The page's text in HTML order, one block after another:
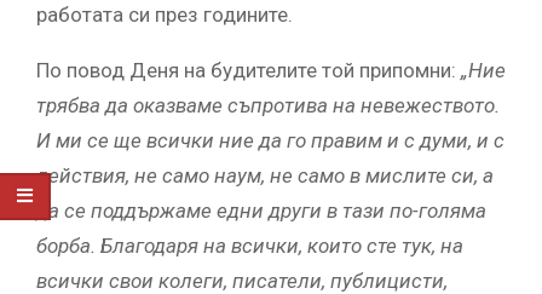
работата си през годините.
По повод Деня на будителите той припомни: „Ние
трябва да оказваме съпротива на невежеството.
И ми се ще всички ние да го правим и с думи, и с
действия, не само наум, не само в мислите си, а
да се поддържаме едни други в тази по-голяма
борба. Благодаря на всички, които сте тук, на
всички свои колеги, писатели, публицисти,